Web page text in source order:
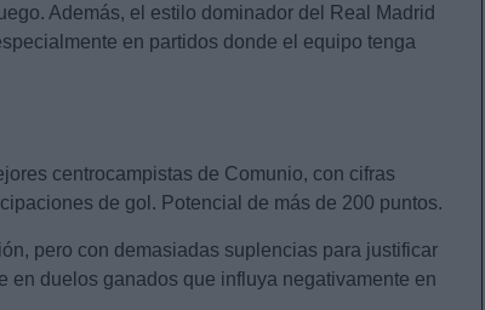
Además, el estilo dominador del Real Madrid
en partidos donde el equipo tenga
centrocampistas de Comunio, con cifras
de gol. Potencial de más de 200 puntos.
pero con demasiadas suplencias para justificar
en duelos ganados que influya negativamente en